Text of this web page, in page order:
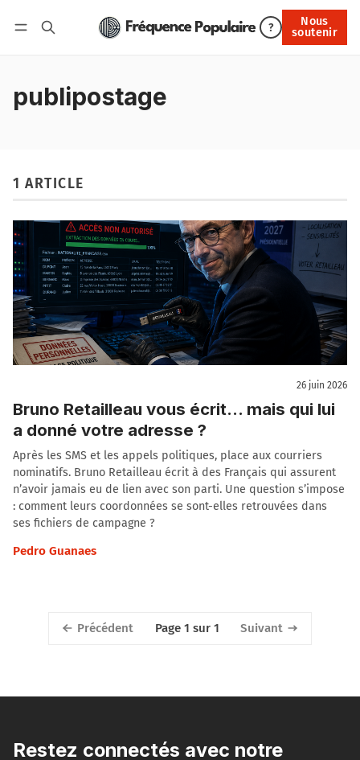
?
Nous
soutenir
Nous soutenir
publipostage
1 ARTICLE
26 juin 2026
Bruno Retailleau vous écrit… mais qui lui
a donné votre adresse ?
Après les SMS et les appels politiques, place aux courriers
nominatifs. Bruno Retailleau écrit à des Français qui assurent
n’avoir jamais eu de lien avec son parti. Une question s’impose
: comment leurs coordonnées se sont-elles retrouvées dans
ses fichiers de campagne ?
Pedro Guanaes
Précédent Page 1 sur 1 Suivant
Restez connectés avec notre